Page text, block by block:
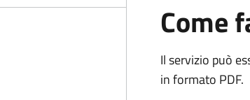
Come
Il servizio può
in formato PDF.